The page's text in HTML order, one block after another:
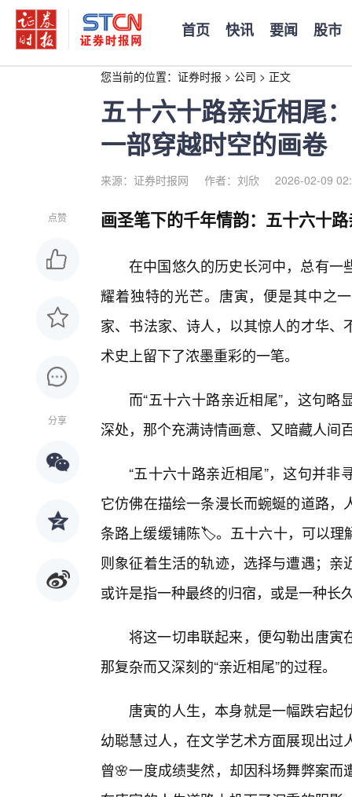
首页 快讯 要闻 股市
您当前的位置： 证券时报 > 公司 > 正文
五十六十路亲近相尾
一部穿越时空的画卷
来源：证券时报网 作者：刘欣 2026-02-09
点赞
分享
画圣笔下的千年情韵：五十六十
在中国悠久的历史长河中，总有一
耀着独特的光芒。唐寅，便是其中之
家、书法家、诗人，以其惊人的才华
术史上留下了浓墨重彩的一笔。
而“五十六十路亲近相尾”，这句
深处，那个充满诗情画意、又暗藏人间
“五十六十路亲近相尾”，这句并
它仿佛在描绘一条漫长而蜿蜒的道路
条路上缓缓铺陈🏷️。五十六十，可以理
则象征着生活的轨迹，选择与遭遇；
或许是指一种最终的归宿，或是一种长
将这一切串联起来，便勾勒出唐寅
那复杂而又深刻的“亲近相尾”的过程。
唐寅的人生，本身就是一幅跌宕
幼聪慧过人，在文学艺术方面展现出
曾🌸一度成绩斐然，却因科场舞弊案